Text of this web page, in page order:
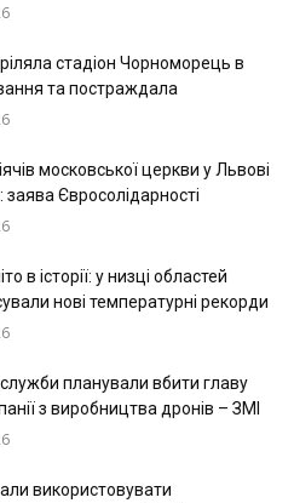
стадіон Чорноморець в
та постраждала
московської церкви у Львові
Євросолідарності
в історії: у низці областей
нові температурні рекорди
планували вбити главу
з виробництва дронів – ЗМІ
використовувати